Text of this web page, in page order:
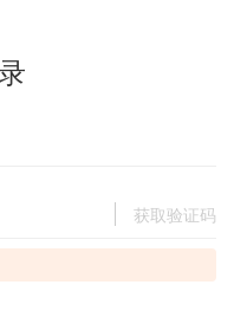
获取验证码